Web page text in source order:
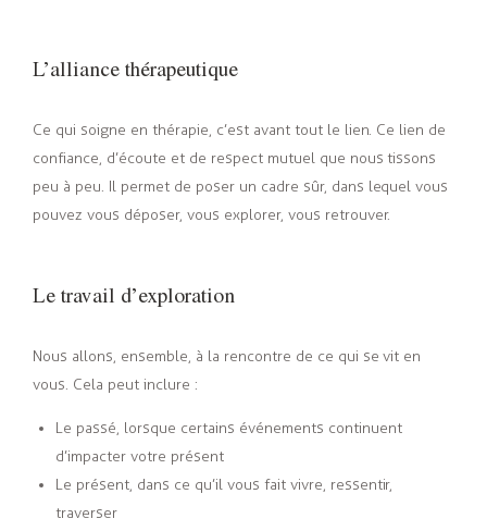
L’alliance thérapeutique
Ce qui soigne en thérapie, c’est avant tout le lien. Ce lien de
confiance, d’écoute et de respect mutuel que nous tissons
peu à peu. Il permet de poser un cadre sûr, dans lequel vous
pouvez vous déposer, vous explorer, vous retrouver.
Le travail d’exploration
Nous allons, ensemble, à la rencontre de ce qui se vit en
vous. Cela peut inclure :
Le passé, lorsque certains événements continuent
d’impacter votre présent
Le présent, dans ce qu’il vous fait vivre, ressentir,
traverser